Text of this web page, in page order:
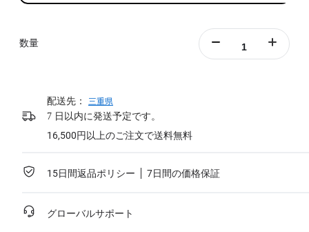
数量
配送先： 三重県
7 日以内に発送予定です。
16,500円以上のご注文で送料無料
15日間返品ポリシー 7日間の価格保証
グローバルサポート